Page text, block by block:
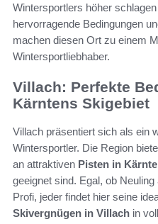
Wintersportlers höher
hervorragende Bedingungen
machen diesen Ort zu einem
Wintersportliebhaber.
Villach: Perfekte
Kärntens Skigebiet
Villach präsentiert sich als ein
Wintersportler. Die Region
an attraktiven Pisten in
geeignet sind. Egal, ob
Profi, jeder findet hier seine
Skivergnügen in Villach in